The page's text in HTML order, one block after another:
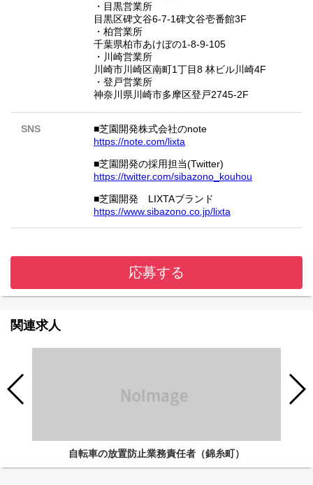
・目黒営業所
目黒区碑文谷6-7-1碑文谷壱番館3F
・柏営業所
千葉県柏市あけぼの1-8-9-105
・川崎営業所
川崎市川崎区南町1丁目8 林ビル川崎4F
・登戸営業所
神奈川県川崎市多摩区登戸2745-2F
SNS
■芝園開発株式会社のnote
https://note.com/lixta
■芝園開発の採用担当(Twitter)
https://twitter.com/sibazono_kouhou
■芝園開発 LIXTAブランド
https://www.sibazono.co.jp/lixta
応募する
関連求人
自転車の放置防止業務責任者（錦糸町）